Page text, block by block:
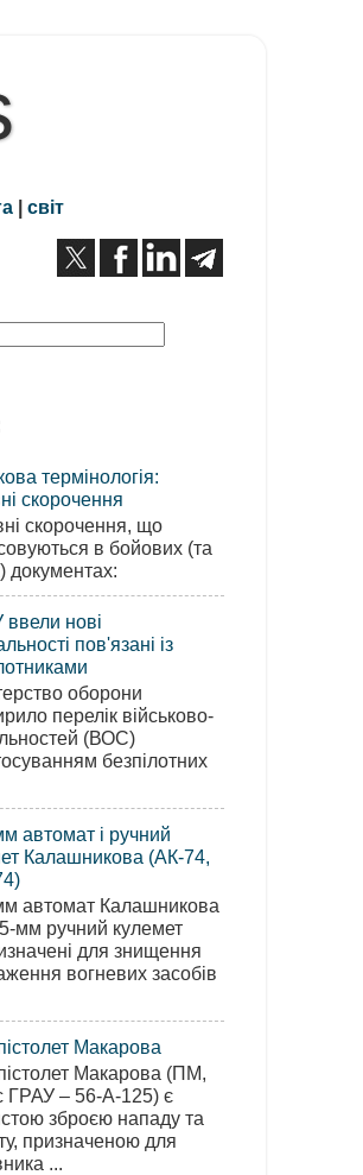
| світ
термінологія:
скорочення
скорочення, що
в бойових (та
документах:
нові
пов'язані із
оборони
перелік військово-
(ВОС)
безпілотних
автомат і ручний
Калашникова (АК-74,
автомат Калашникова
мм ручний кулемет
для знищення
вогневих засобів
Макарова
Макарова (ПМ,
ГРАУ – 56-А-125) є
зброєю нападу та
призначеною для
...